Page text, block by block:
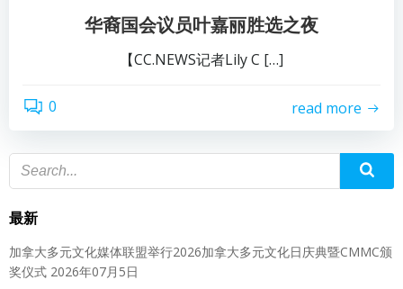
华裔国会议员叶嘉丽胜选之夜
【CC.NEWS记者Lily C […]
0 read more
最新
加拿大多元文化媒体联盟举行2026加拿大多元文化日庆典暨CMMC颁
奖仪式 2026年07月5日